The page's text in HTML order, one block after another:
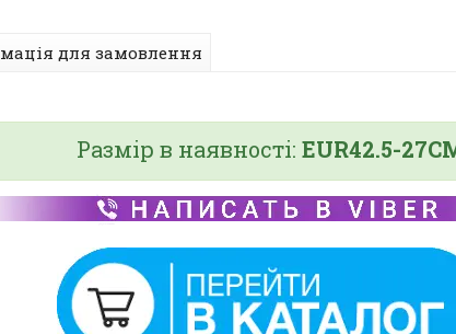
для замовлення
Размір в наявності: EUR42.5-